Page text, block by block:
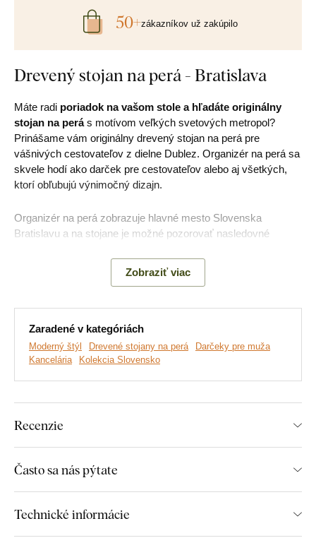
Drevený stojan na perá - Bratislava
Máte radi poriadok na vašom stole a hľadáte originálny
stojan na perás motívom veľkých svetových metropol?
Prinášame vám originálny drevený stojan na perá pre
vášnivých cestovateľov z dielne Dublez. Organizér na perá sa
skvele hodí ako darček pre cestovateľov alebo aj všetkých,
ktorí obľubujú výnimočný dizajn.
Organizér na perá zobrazuje hlavné mesto Slovenska
Bratislavu a na stojane je možné pozorovať nasledovné
Originálny motív mesta
Lacná dekorácia na pracovný stôl
Jednoduché poskladanie
Stojan na perá je vyrobený z dosky na báze dreva o hrúbke 3
mm. Druhá strana materiálu má dekor surovej MDF dosky
bez dekoru (viď fotografie výrobku).
Zobraziť viac
50+zákazníkov už zakúpilo
Zaradené v kategóriách
Moderný štýl Drevené stojany na perá
Darčeky pre muža
Kancelária
Kolekcia Slovensko
Recenzie
Často sa nás pýtate
Technické informácie